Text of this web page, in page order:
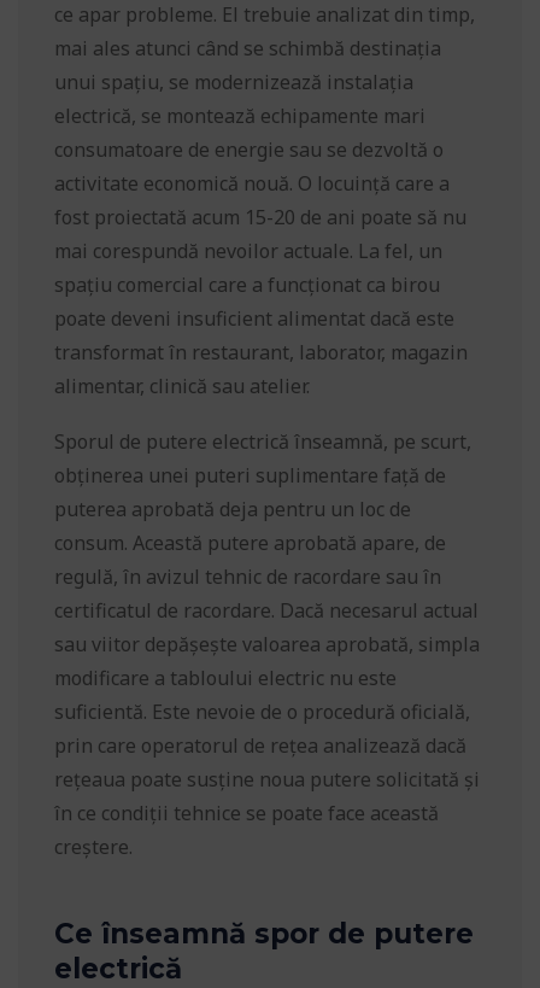
ce apar probleme. El trebuie analizat din timp,
mai ales atunci când se schimbă destinația
unui spațiu, se modernizează instalația
electrică, se montează echipamente mari
consumatoare de energie sau se dezvoltă o
activitate economică nouă. O locuință care a
fost proiectată acum 15-20 de ani poate să nu
mai corespundă nevoilor actuale. La fel, un
spațiu comercial care a funcționat ca birou
poate deveni insuficient alimentat dacă este
transformat în restaurant, laborator, magazin
alimentar, clinică sau atelier.
Sporul de putere electrică înseamnă, pe scurt,
obținerea unei puteri suplimentare față de
puterea aprobată deja pentru un loc de
consum. Această putere aprobată apare, de
regulă, în avizul tehnic de racordare sau în
certificatul de racordare. Dacă necesarul actual
sau viitor depășește valoarea aprobată, simpla
modificare a tabloului electric nu este
suficientă. Este nevoie de o procedură oficială,
prin care operatorul de rețea analizează dacă
rețeaua poate susține noua putere solicitată și
în ce condiții tehnice se poate face această
creștere.
Ce înseamnă spor de putere
electrică